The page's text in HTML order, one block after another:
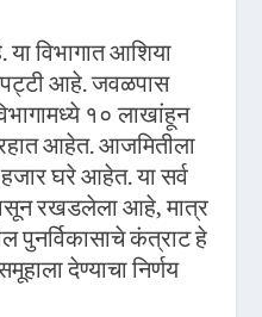
या विभागात आशिया
आहे. जवळपास
१० लाखांहून
आहेत. आजमितीला
घरे आहेत. या सर्व
रखडलेला आहे, मात्र
पुनर्विकासाचे कंत्राट हे
देण्याचा निर्णय